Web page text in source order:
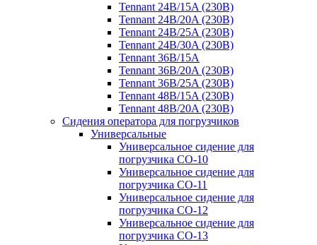
Tennant 24B/15A (230B)
Tennant 24B/20A (230B)
Tennant 24B/25A (230B)
Tennant 24B/30A (230B)
Tennant 36B/15A
Tennant 36B/20A (230B)
Tennant 36B/25A (230B)
Tennant 48B/15A (230B)
Tennant 48B/20A (230B)
Сидения оператора для погрузчиков
Универсальные
Универсальное сидение для
погрузчика CO-10
Универсальное сидение для
погрузчика CO-11
Универсальное сидение для
погрузчика CO-12
Универсальное сидение для
погрузчика CO-13